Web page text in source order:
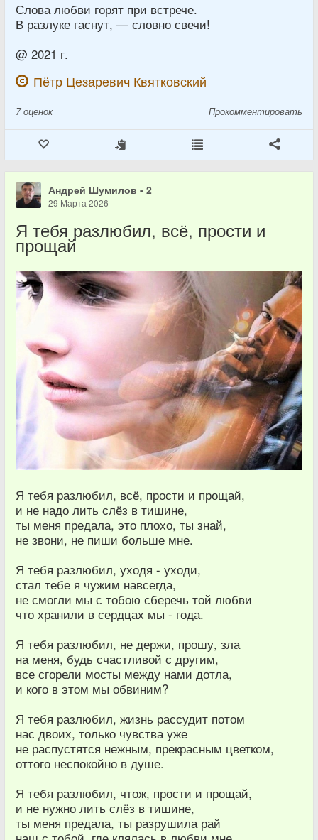
Слова любви горят при встрече.
В разлуке гаснут, — словно свечи!
@ 2021 г.
Пётр Цезаревич Квятковский
7 оценок Прокомментировать
Андрей Шумилов - 2
29 Марта 2026
Я тебя разлюбил, всё, прости и
прощай
Я тебя разлюбил, всё, прости и прощай,
и не надо лить слёз в тишине,
ты меня предала, это плохо, ты знай,
не звони, не пиши больше мне.
Я тебя разлюбил, уходя - уходи,
стал тебе я чужим навсегда,
не смогли мы с тобою сберечь той любви
что хранили в сердцах мы - года.
Я тебя разлюбил, не держи, прошу, зла
на меня, будь счастливой с другим,
все сгорели мосты между нами дотла,
и кого в этом мы обвиним?
Я тебя разлюбил, жизнь рассудит потом
нас двоих, только чувства уже
не распустятся нежным, прекрасным цветком,
оттого неспокойно в душе.
Я тебя разлюбил, чтож, прости и прощай,
и не нужно лить слёз в тишине,
ты меня предала, ты разрушила рай